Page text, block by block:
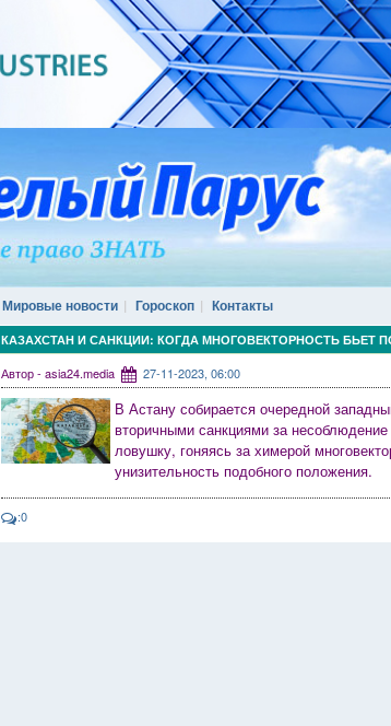
Мировые новости Гороскоп Контакты
КАЗАХСТАН И САНКЦИИ: КОГДА МНОГОВЕКТОРНОСТЬ БЬЕТ
Автор - asia24.media 27-11-2023, 06:00
В Астану собирается очередной
вторичными санкциями за
ловушку, гоняясь за химерой
унизительность подобного положения.
:0